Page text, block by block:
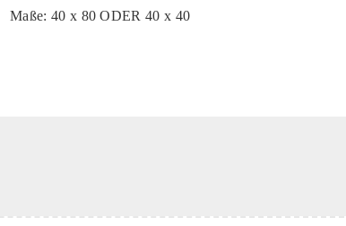
Maße: 40 x 80 ODER 40 x 40